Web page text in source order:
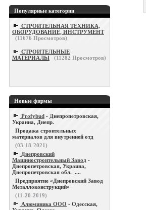
Популярные категории
СТРОИТЕЛЬНАЯ ТЕХНИКА,
ОБОРУДОВАНИЕ, ИНСТРУМЕНТ
(11676 Просмотров)
СТРОИТЕЛЬНЫЕ
МАТЕРИАЛЫ
(11282 Просмотров)
Новые фирмы
Profybud - Днепропетровская,
Украина, Днепр.
Продажа строительных
материалов для внутренней отд
(03-18-2021)
Днепровский
Машиностроительный Завод -
Днепропетровская, Украина,
Днепропетровская обл. ....
Предприятие «Днепровский Завод
Металлоконструкций»
(11-20-2019)
Алюминика ООО - Одесская,